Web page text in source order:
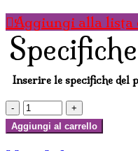
Aggiungi alla lista
Inserire le specifiche del
GEKO
BIANCO
Aggiungi al carrello